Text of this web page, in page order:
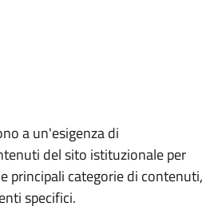
a un'esigenza di
del sito istituzionale per
principali categorie di contenuti,
specifici.